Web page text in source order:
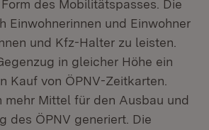
des Mobilitätspasses. Die
Einwohnerinnen und Einwohner
und Kfz-Halter zu leisten.
in gleicher Höhe ein
Kauf von ÖPNV-Zeitkarten.
mehr Mittel für den Ausbau und
des ÖPNV generiert. Die